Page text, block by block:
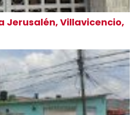
Jerusalén, Villavicencio,